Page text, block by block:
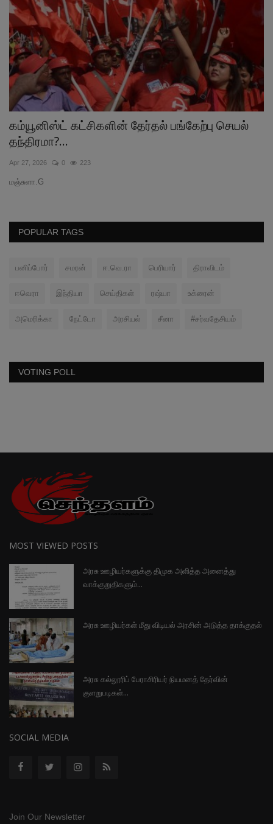
கம்யூனிஸ்ட் கட்சிகளின் தேர்தல் பங்கேற்பு செயல்
தந்திரமா?...
Apr 27, 2026 0 223
மஞ்சுளா.G
POPULAR TAGS
பனிப்போர் சமரன் ஈ.வெ.ரா பெரியார் திராவிடம்
ஈவெரா இந்தியா செய்திகள் ரஷ்யா உக்ரைன்
அமெரிக்கா நேட்டோ அரசியல் சீனா #சர்வதேசியம்
VOTING POLL
MOST VIEWED POSTS
அரசு ஊழியர்களுக்கு திமுக அளித்த அனைத்து
வாக்குறுதிகளும்...
அரசு ஊழியர்கள் மீது விடியல் அரசின் அடுத்த தாக்குதல்
அரசு கல்லூரிப் பேராசிரியர் நியமனத் தேர்வின்
குளறுபடிகள்...
SOCIAL MEDIA
Join Our Newsletter